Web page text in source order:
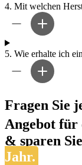
4. Mit welchen
5. Wie erhalte ich
Fragen Sie
Angebot
& sparen
Jahr.